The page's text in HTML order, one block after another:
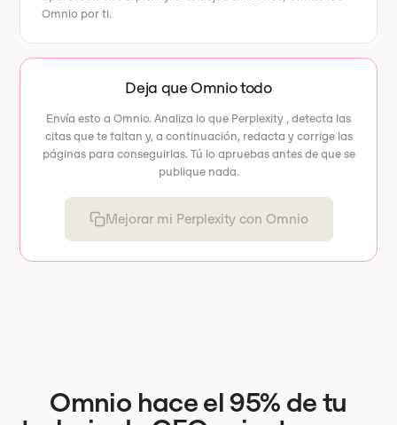
Omnio por ti.
Deja que Omnio todo
Envía esto a Omnio. Analiza lo que Perplexity , detecta las
citas que te faltan y, a continuación, redacta y corrige las
páginas para conseguirlas. Tú lo apruebas antes de que se
publique nada.
Mejorar mi Perplexity con Omnio
Omnio hace el 95% de tu